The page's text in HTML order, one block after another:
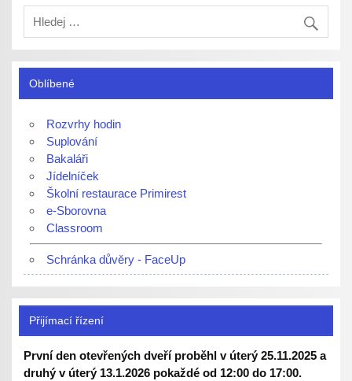
Oblíbené
Rozvrhy hodin
Suplování
Bakaláři
Jídelníček
Školní restaurace Primirest
e-Sborovna
Classroom
Schránka důvěry - FaceUp
Přijímací řízení
První den otevřených dveří proběhl v úterý 25.11.2025 a
druhý v úterý 13.1.2026 pokaždé od 12:00 do 17:00.